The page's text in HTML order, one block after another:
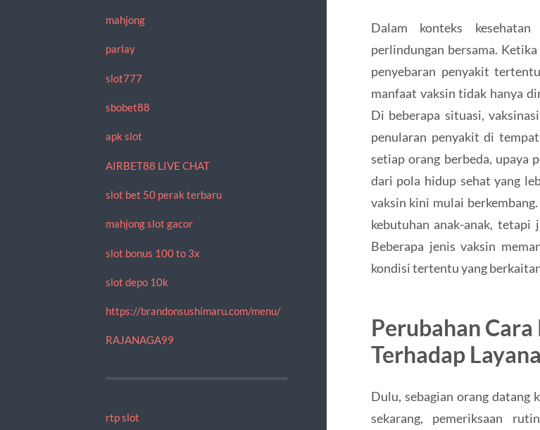
mahjong
parlay
slot777
sbobet88
apk slot
AIRBET88 LIVE CHAT
slot bet 50 perak terbaru
mahjong slot gacor
slot bonus 100 to 3x
slot depo 10k
https://brandonsushimaru.com/menu/
RAJANAGA99
rtp slot
Dalam konteks
perlindungan bersama.
penyebaran penyakit
manfaat vaksin tidak hanya
Di beberapa situasi,
penularan penyakit di
setiap orang berbeda, upaya
dari pola hidup sehat yang
vaksin kini mulai
kebutuhan anak-anak, tetapi
Beberapa jenis vaksin
kondisi tertentu yang
Perubahan
Terhadap
Dulu, sebagian orang datang
sekarang, pemeriksaan